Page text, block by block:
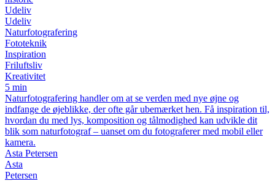
Udeliv
Udeliv
Naturfotografering
Fototeknik
Inspiration
Friluftsliv
Kreativitet
5 min
Naturfotografering handler om at se verden med nye øjne og
indfange de øjeblikke, der ofte går ubemærket hen. Få inspiration til,
hvordan du med lys, komposition og tålmodighed kan udvikle dit
blik som naturfotograf – uanset om du fotograferer med mobil eller
kamera.
Asta Petersen
Asta
Petersen